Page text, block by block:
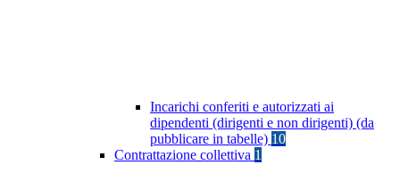
Incarichi conferiti e autorizzati ai
dipendenti (dirigenti e non dirigenti) (da
pubblicare in tabelle) 10
Contrattazione collettiva 1